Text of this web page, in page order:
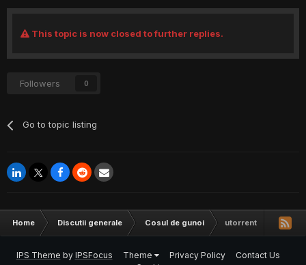
This topic is now closed to further replies.
Followers 0
Go to topic listing
Home Discutii generale Cosul de gunoi utorrent
IPS Theme by IPSFocus Theme Privacy Policy
Contact Us